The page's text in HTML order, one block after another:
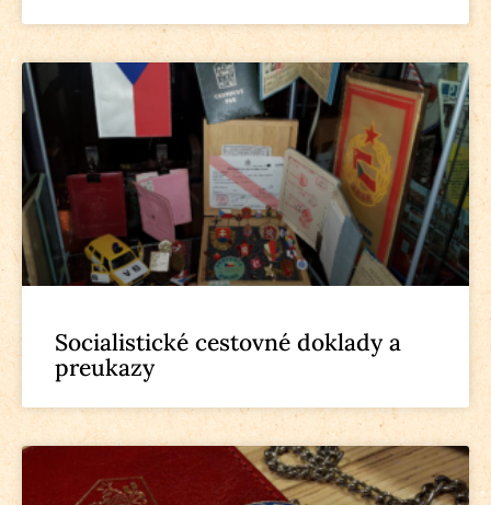
Socialistické cestovné doklady a
preukazy